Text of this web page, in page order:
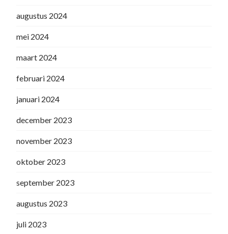
augustus 2024
mei 2024
maart 2024
februari 2024
januari 2024
december 2023
november 2023
oktober 2023
september 2023
augustus 2023
juli 2023